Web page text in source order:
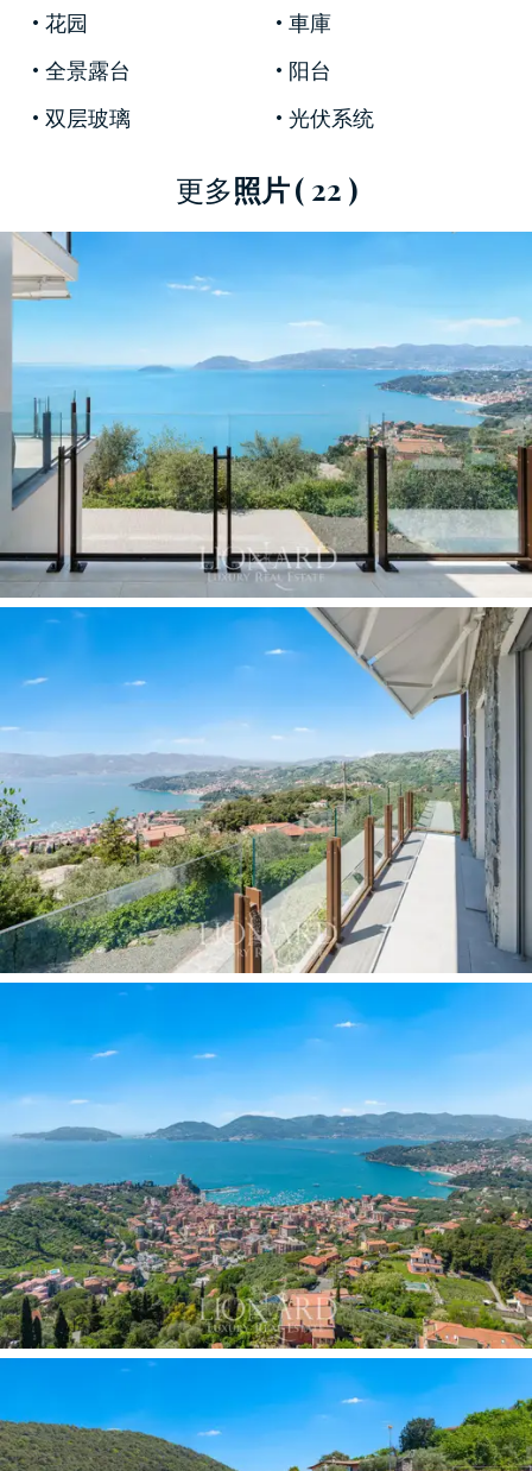
睡眠區包含
主臥室設有獨立衛浴，可
直通全景露台，俯瞰海灣，是整棟住宅中最具代
表性的房間。第二間臥室同樣朝南，採光充足，
視野開闊，可欣賞到
同樣的海景。入口處設有一
朝南的露台，配上玻璃欄桿和青銅立柱，視野開
闊無阻，是這處住宅的天然展示空間：海灣、島
嶼、山丘以及萊里奇的屋頂盡收眼底，構成一幅
隨著日光變換而變幻的全景圖。約1000平方公尺
的私人階梯花園環繞著建築，花園內點綴著一片
融入地中海灌木叢的橄欖樹林，並呈多層延伸：
北側，一條公共小徑穿過綠蔭通往入口；南側，
花園緩緩向下延伸至俯瞰大海的天然觀景點。
已獲准在私人地塊上建造全景無邊泳池，是該單
元相比同小區其他單元的最大優勢：買家無需承
擔任何額外的審批手續，即可輕鬆打造這一提升
房產 檔次、堪比私人度假勝地的設施。此外，私
人室內車庫、屋頂太陽能係統以及高品質的裝
修，也使該房產的技術配置完全符合國際客戶的
期望。
花园
車庫
全景露台
阳台
双层玻璃
光伏系统
更多照片( 22 )